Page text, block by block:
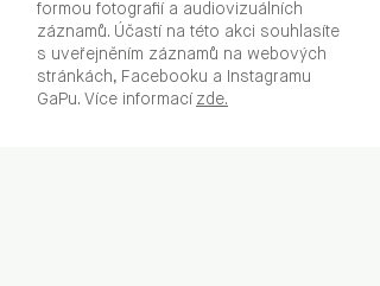
formou fotografií a audiovizuálních
záznamů. Účastí na této akci souhlasíte
s uveřejněním záznamů na webových
stránkách, Facebooku a Instagramu
GaPu. Více informací zde.